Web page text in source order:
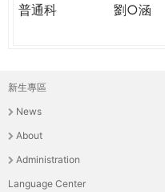
普通科
劉○涵
主
選
單
新生專區
News
About
Administration
Language Center